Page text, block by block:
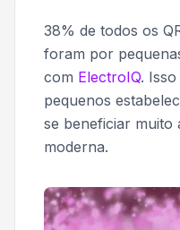
38% de todos os
foram por
com ElectroIQ.
pequenos
se beneficiar
moderna.